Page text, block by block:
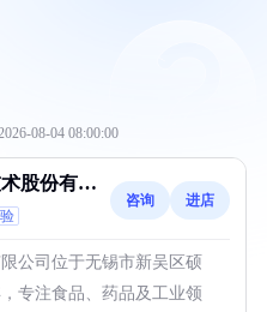
08-04 08:00:00
股份有限
咨询 进店
公司位于无锡市新吴区硕
专注食品、药品及工业领